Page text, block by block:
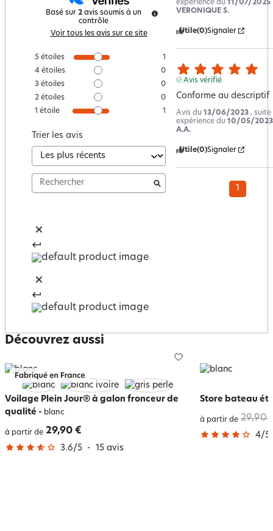
Basé sur 2 avis soumis à un
contrôle
Voir tous les avis sur ce site
5 étoiles
1
4 étoiles
0
3 étoiles
0
2 étoiles
0
1 étoile 1
Trier les avis
expérience du 11/07/2025
VERONIQUE S.
Utile(0)Signaler
Avis vérifié
Conforme au descriptif
Avis du 13/06/2023 , suite
expérience du 10/05/2023
A.A.
Utile(0)Signaler
1
Découvrez aussi
Voilage Plein Jour® à galon fronceur de
qualité - blanc
à partir de 29,90 €
3.6/5 - 15 avis
Store bateau
à partir de 29,90
4/5